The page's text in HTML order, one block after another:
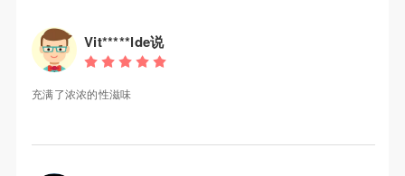
Vit*****lde说
充满了浓浓的性滋味